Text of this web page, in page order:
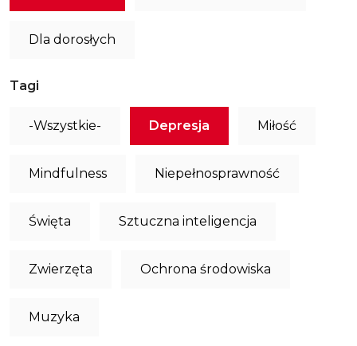
Dla dorosłych
Tagi
-Wszystkie- Depresja Miłość
Mindfulness Niepełnosprawność
Święta Sztuczna inteligencja
Zwierzęta Ochrona środowiska
Muzyka